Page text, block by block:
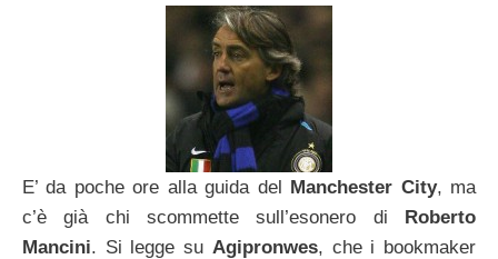
E’ da poche ore alla guida del Manchester City, ma
c’è già chi scommette sull’esonero di Roberto
Mancini. Si legge su Agipronwes, che i bookmaker